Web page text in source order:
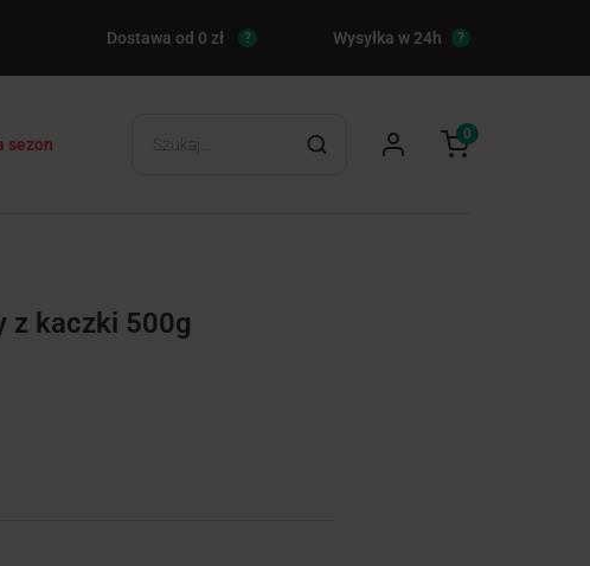
Dostawa od 0 zł ? Wysyłka w 24h ?
sezon
0
z kaczki 500g